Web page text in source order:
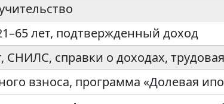
лет, подтвержденный доход
СНИЛС, справки о доходах,
взноса, программа «Долевая